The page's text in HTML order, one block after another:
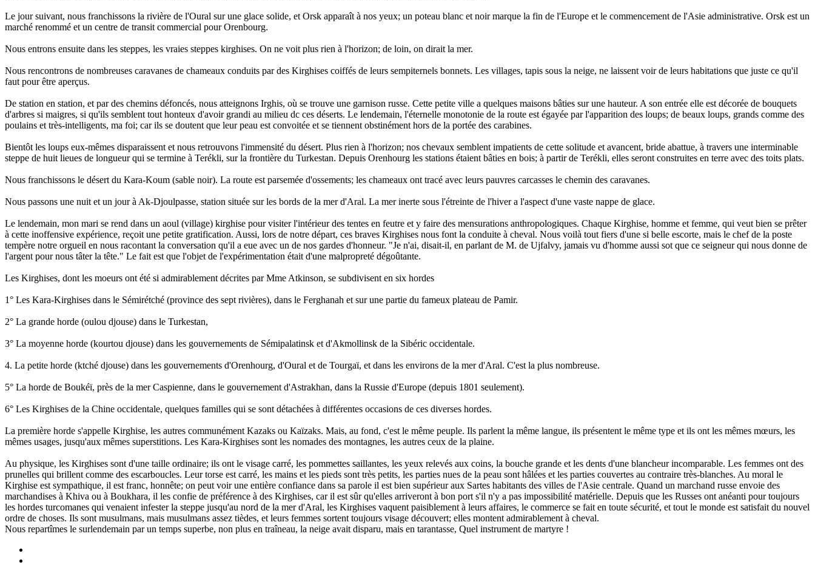
Le jour suivant, nous franchissons la rivière de l'Oural sur une glace solide, et Orsk apparaît à nos yeux; un poteau blanc et noir marque la fin de l'Europe et le commencement de l'Asie administrative. Orsk est un
marché renommé et un centre de transit commercial pour Orenbourg.
Nous entrons ensuite dans les steppes, les vraies steppes kirghises. On ne voit plus rien à l'horizon; de loin, on dirait la mer.
Nous rencontrons de nombreuses caravanes de chameaux conduits par des Kirghises coiffés de leurs sempiternels bonnets. Les villages, tapis sous la neige, ne laissent voir de leurs habitations que juste ce qu'il
faut pour être aperçus.
De station en station, et par des chemins défoncés, nous atteignons Irghis, où se trouve une garnison russe. Cette petite ville a quelques maisons bâties sur une hauteur. A son entrée elle est décorée de bouquets
d'arbres si maigres, si qu'ils semblent tout honteux d'avoir grandi au milieu dc ces déserts. Le lendemain, l'éternelle monotonie de la route est égayée par l'apparition des loups; de beaux loups, grands comme des
poulains et très-intelligents, ma foi; car ils se doutent que leur peau est convoitée et se tiennent obstinément hors de la portée des carabines.
Bientôt les loups eux-mêmes disparaissent et nous retrouvons l'immensité du désert. Plus rien à l'horizon; nos chevaux semblent impatients de cette solitude et avancent, bride abattue, à travers une interminable
steppe de huit lieues de longueur qui se termine à Terékli, sur la frontière du Turkestan. Depuis Orenhourg les stations étaient bâties en bois; à partir de Terékli, elles seront construites en terre avec des toits plats.
Nous franchissons le désert du Kara-Koum (sable noir). La route est parsemée d'ossements; les chameaux ont tracé avec leurs pauvres carcasses le chemin des caravanes.
Nous passons une nuit et un jour à Ak-Djoulpasse, station située sur les bords de la mer d'Aral. La mer inerte sous l'étreinte de l'hiver a l'aspect d'une vaste nappe de glace.
Le lendemain, mon mari se rend dans un aoul (village) kirghise pour visiter l'intérieur des tentes en feutre et y faire des mensurations anthropologiques. Chaque Kirghise, homme et femme, qui veut bien se prêter
à cette inoffensive expérience, reçoit une petite gratification. Aussi, lors de notre départ, ces braves Kirghises nous font la conduite à cheval. Nous voilà tout fiers d'une si belle escorte, mais le chef de la poste
tempère notre orgueil en nous racontant la conversation qu'il a eue avec un de nos gardes d'honneur. "Je n'ai, disait-il, en parlant de M. de Ujfalvy, jamais vu d'homme aussi sot que ce seigneur qui nous donne de
l'argent pour nous tâter la tête." Le fait est que l'objet de l'expérimentation était d'une malpropreté dégoûtante.
Les Kirghises, dont les moeurs ont été si admirablement décrites par Mme Atkinson, se subdivisent en six hordes
1° Les Kara-Kirghises dans le Sémirétché (province des sept rivières), dans le Ferghanah et sur une partie du fameux plateau de Pamir.
2° La grande horde (oulou djouse) dans le Turkestan,
3° La moyenne horde (kourtou djouse) dans les gouvernements de Sémipalatinsk et d'Akmollinsk de la Sibéric occidentale.
4. La petite horde (ktché djouse) dans les gouvernements d'Orenhourg, d'Oural et de Tourgaï, et dans les environs de la mer d'Aral. C'est la plus nombreuse.
5° La horde de Boukéï, près de la mer Caspienne, dans le gouvernement d'Astrakhan, dans la Russie d'Europe (depuis 1801 seulement).
6° Les Kirghises de la Chine occidentale, quelques familles qui se sont détachées à différentes occasions de ces diverses hordes.
La première horde s'appelle Kirghise, les autres communément Kazaks ou Kaïzaks. Mais, au fond, c'est le même peuple. Ils parlent la même langue, ils présentent le même type et ils ont les mêmes mœurs, les
mêmes usages, jusqu'aux mêmes superstitions. Les Kara-Kirghises sont les nomades des montagnes, les autres ceux de la plaine.
Au physique, les Kirghises sont d'une taille ordinaire; ils ont le visage carré, les pommettes saillantes, les yeux relevés aux coins, la bouche grande et les dents d'une blancheur incomparable. Les femmes ont des
prunelles qui brillent comme des escarboucles. Leur torse est carré, les mains et les pieds sont très petits, les parties nues de la peau sont hâlées et les parties couvertes au contraire très-blanches. Au moral le
Kirghise est sympathique, il est franc, honnête; on peut voir une entière confiance dans sa parole il est bien supérieur aux Sartes habitants des villes de l'Asie centrale. Quand un marchand russe envoie des
marchandises à Khiva ou à Boukhara, il les confie de préférence à des Kirghises, car il est sûr qu'elles arriveront à bon port s'il n'y a pas impossibilité matérielle. Depuis que les Russes ont anéanti pour toujours
les hordes turcomanes qui venaient infester la steppe jusqu'au nord de la mer d'Aral, les Kirghises vaquent paisiblement à leurs affaires, le commerce se fait en toute sécurité, et tout le monde est satisfait du nouvel
ordre de choses. Ils sont musulmans, mais musulmans assez tièdes, et leurs femmes sortent toujours visage découvert; elles montent admirablement à cheval.
Nous repartîmes le surlendemain par un temps superbe, non plus en traîneau, la neige avait disparu, mais en tarantasse, Quel instrument de martyre !